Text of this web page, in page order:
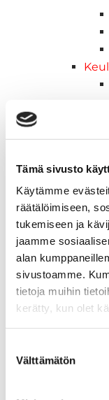
Tämä sivusto
Käytämme
räätälöimiseen,
tukemiseen ja
jaamme
alan
sivustoamme.
tietoja muihin
kerätty, kun olet
valinta
Välttämätön